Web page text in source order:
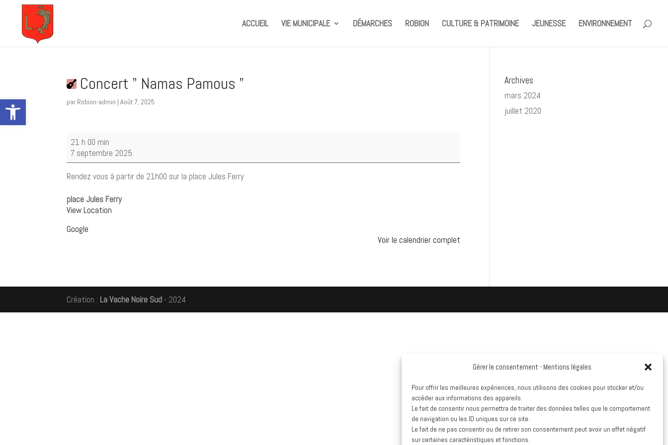
Ouvrir la barre d’outils
Gérer le consentement - Mentions légales
Pour offrir les meilleures expériences, nous utilisons des cookies pour stocker et/ou
accéder aux informations des appareils.
Le fait de consentir nous permettra de traiter des données telles que le comportement
de navigation ou les ID uniques sur ce site.
Le fait de ne pas consentir ou de retirer son consentement peut avoir un effet négatif
sur certaines caractéristiques et fonctions.
ACCUEIL VIE MUNICIPALE DÉMARCHES ROBION CULTURE & PATRIMOINE JEUNESSE ENVIRONNEMENT
Concert " Namas Pamous "
par Robion-admin |Août 7, 2025
Concert
Namas
"
21 h 00 min
7 septembre 2025
Rendez vous à partir de 21h00 sur la place Jules Ferry
place Jules Ferry
View Location
Google
Voir le calendrier complet
Archives
mars 2024
juillet 2020
Création : La Vache Noire Sud - 2024